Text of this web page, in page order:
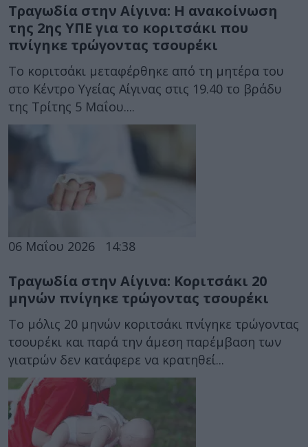
Τραγωδία στην Αίγινα: Η ανακοίνωση
της 2ης ΥΠΕ για το κοριτσάκι που
πνίγηκε τρώγοντας τσουρέκι
Το κοριτσάκι μεταφέρθηκε από τη μητέρα του
στο Κέντρο Υγείας Αίγινας στις 19.40 το βράδυ
της Τρίτης 5 Μαΐου....
06 Μαΐου 2026 14:38
Τραγωδία στην Αίγινα: Κοριτσάκι 20
μηνών πνίγηκε τρώγοντας τσουρέκι
Το μόλις 20 μηνών κοριτσάκι πνίγηκε τρώγοντας
τσουρέκι και παρά την άμεση παρέμβαση των
γιατρών δεν κατάφερε να κρατηθεί...